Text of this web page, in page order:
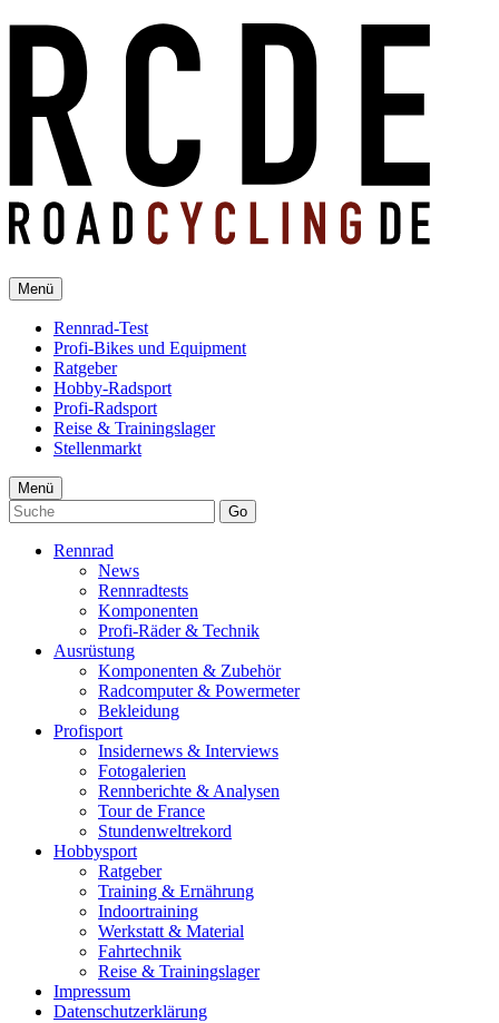
Menü
Rennrad-Test
Profi-Bikes und Equipment
Ratgeber
Hobby-Radsport
Profi-Radsport
Reise & Trainingslager
Stellenmarkt
Menü
Go
Rennrad
News
Rennradtests
Komponenten
Profi-Räder & Technik
Ausrüstung
Komponenten & Zubehör
Radcomputer & Powermeter
Bekleidung
Profisport
Insidernews & Interviews
Fotogalerien
Rennberichte & Analysen
Tour de France
Stundenweltrekord
Hobbysport
Ratgeber
Training & Ernährung
Indoortraining
Werkstatt & Material
Fahrtechnik
Reise & Trainingslager
Impressum
Datenschutzerklärung